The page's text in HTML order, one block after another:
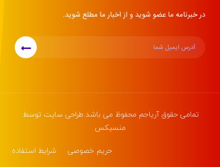
در خبرنامه ما عضو شوید و از اخبار ما مطلع شوید.
تمامی حقوقآریاجم محفوظ می باشد.طراحی سایت توسط:
منسیکس
حریم خصوصی
شرایط استفاده